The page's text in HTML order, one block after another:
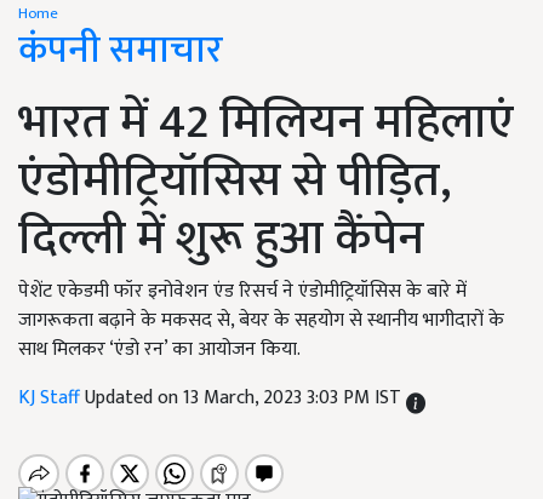
Home
कंपनी समाचार
भारत में 42 मिलियन महिलाएं
एंडोमीट्रियॉसिस से पीड़ित,
दिल्ली में शुरू हुआ कैंपेन
पेशेंट एकेडमी फॉर इनोवेशन एंड रिसर्च ने एंडोमीट्रियॉसिस के बारे में
जागरूकता बढ़ाने के मकसद से, बेयर के सहयोग से स्थानीय भागीदारों के
साथ मिलकर ‘एंडो रन’ का आयोजन किया.
KJ StaffUpdated on 13 March, 2023 3:03 PM IST